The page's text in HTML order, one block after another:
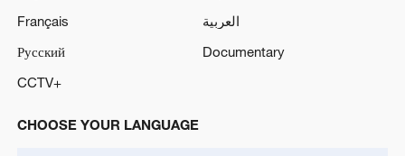
Français
العربية
Русский
Documentary
CCTV+
CHOOSE YOUR LANGUAGE